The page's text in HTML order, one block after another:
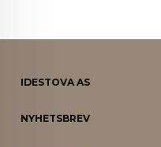
IDESTOVA AS
NYHETSBREV